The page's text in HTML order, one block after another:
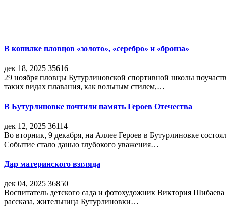
В копилке пловцов «золото», «серебро» и «бронза»
дек 18, 2025 35616
29 ноября пловцы Бутурлиновской спортивной школы
таких видах плавания, как вольным стилем,…
В Бутурлиновке почтили память Героев Отечества
дек 12, 2025 36114
Во вторник, 9 декабря, на Аллее Героев в Бутурлиновке
Событие стало данью глубокого уважения…
Дар материнского взгляда
дек 04, 2025 36850
Воспитатель детского сада и фотохудожник Виктория
рассказа, жительница Бутурлиновки…